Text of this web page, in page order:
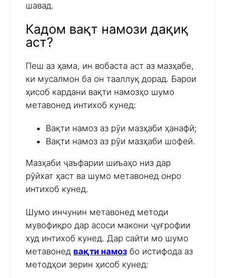
шавад.
Кадом вақт намози дақиқ
аст?
Пеш аз ҳама, ин вобаста аст аз мазҳабе,
ки мусалмон ба он тааллуқ дорад. Барои
ҳисоб кардани вақти намозҳо шумо
метавонед интихоб кунед:
Вақти намоз аз рӯи мазҳаби ҳанафӣ;
Вақти намоз аз рӯи мазҳаби шофеӣ.
Мазҳаби ҷаъфарии шиъаҳо низ дар
рӯйхат ҳаст ва шумо метавонед онро
интихоб кунед.
Шумо инчунин метавонед методи
мувофиқро дар асоси макони ҷуғрофии
худ интихоб кунед. Дар сайти мо шумо
метавонед вақти намоз бо истифода аз
методҳои зерин ҳисоб кунед: